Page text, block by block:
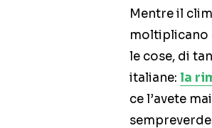
Mentre il
moltiplicano
le cose, di
italiane: la
ce l’avete